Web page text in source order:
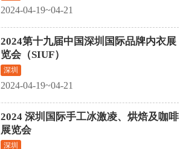
2024-04-19~04-21
2024第十九届中国深圳国际品牌内衣展
览会（SIUF）
深圳
2024-04-19~04-21
2024 深圳国际手工冰激凌、烘焙及咖啡
展览会
深圳